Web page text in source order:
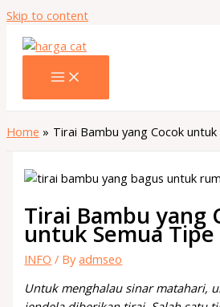
Skip to content
Home Tirai Bambu yang Cocok untuk
Tirai Bambu yang
untuk Semua Tipe
INFO / Byadmseo
Untuk menghalau sinar matahari,